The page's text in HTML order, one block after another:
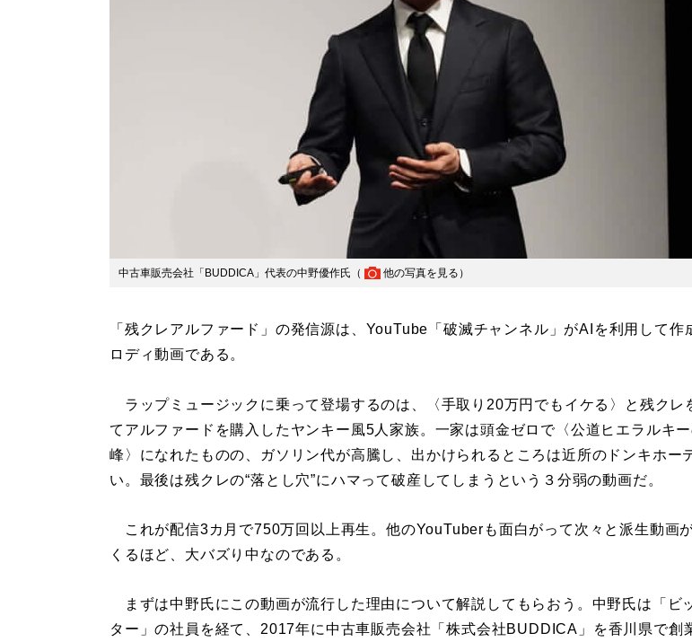
中古車販売会社「BUDDICA」代表の中野優作氏（ 他の写真を見る ）
「残クレアルファード」の発信源は、YouTube「破滅チャンネル」がAIを利用して作
ロディ動画である。
ラップミュージックに乗って登場するのは、〈手取り20万円でもイケる〉と残クレ
てアルファードを購入したヤンキー風5人家族。一家は頭金ゼロで〈公道ヒエラルキ
峰〉になれたものの、ガソリン代が高騰し、出かけられるところは近所のドンキホー
い。最後は残クレの“落とし穴”にハマって破産してしまうという３分弱の動画だ。
これが配信3カ月で750万回以上再生。他のYouTuberも面白がって次々と派生動画
くるほど、大バズり中なのである。
まずは中野氏にこの動画が流行した理由について解説してもらおう。中野氏は「ビ
ター」の社員を経て、2017年に中古車販売会社「株式会社BUDDICA」を香川県で創